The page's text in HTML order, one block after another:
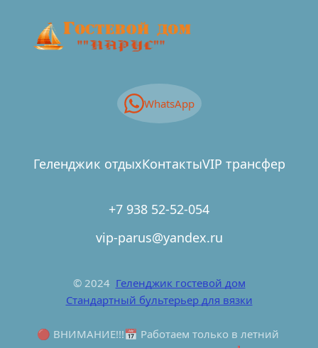
WhatsApp
Геленджик отдыхКонтактыVIP трансфер
+7 938 52-52-054
vip-parus@yandex.ru
© 2024 Геленджик гостевой дом
Стандартный бультерьер для вязки
🔴 ВНИМАНИЕ!!!📅 Работаем только в летний